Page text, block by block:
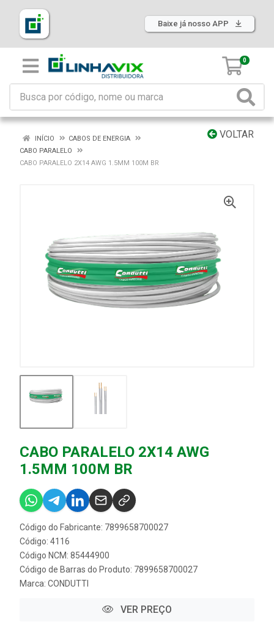
Baixe já nosso APP
0
VOLTAR
INÍCIO
CABOS DE ENERGIA
CABO PARALELO
CABO PARALELO 2X14 AWG 1.5MM 100M BR
CABO PARALELO 2X14 AWG
1.5MM 100M BR
Código do Fabricante: 7899658700027
Código: 4116
Código NCM: 85444900
Código de Barras do Produto: 7899658700027
Marca: CONDUTTI
VER PREÇO